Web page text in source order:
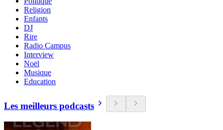
Religion
Enfants
DJ
Rire
Radio Campus
Interview
Noël
Musique
Education
Les meilleurs podcasts